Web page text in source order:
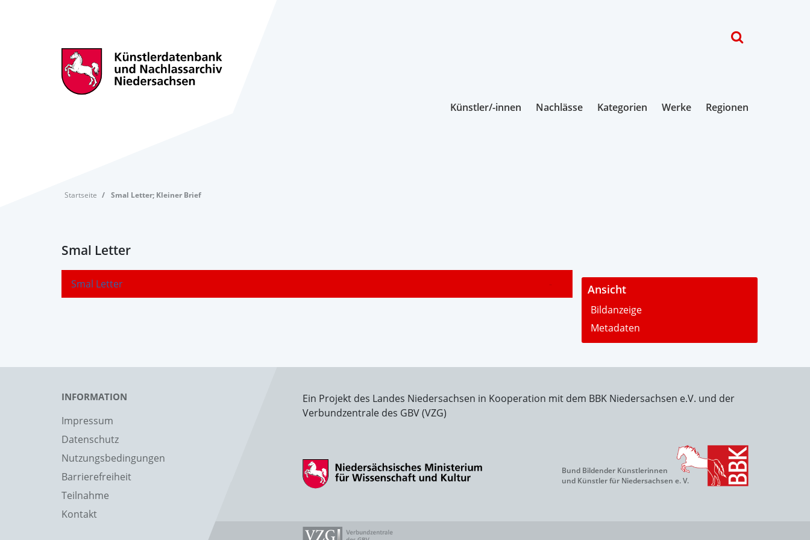
Künstler/-innen Nachlässe Kategorien Werke Regionen
Startseite Smal Letter; Kleiner Brief
Smal Letter
Smal Letter - Ansicht
Bildanzeige
Metadaten
INFORMATION
Impressum
Datenschutz
Nutzungsbedingungen
Barrierefreiheit
Teilnahme
Kontakt
Ein Projekt des Landes Niedersachsen in Kooperation mit dem BBK Niedersachsen e.V. und der
Verbundzentrale des GBV (VZG)
Bund Bildender Künstlerinnen
und Künstler für Niedersachsen e. V.